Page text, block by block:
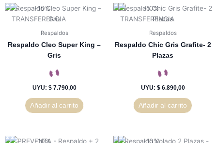
Respaldos
Respaldo Cleo Super King –
Gris
UYU: $ 7.790,00
Añadir al carrito
Respaldos
Respaldo Chic Gris Grafite- 2
Plazas
UYU: $ 6.890,00
Añadir al carrito